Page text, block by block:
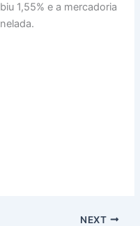
1,55% e a mercadoria
NEXT